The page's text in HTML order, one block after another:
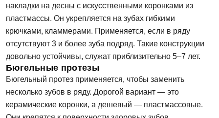
накладки на десны с искусственными коронками из
пластмассы. Он укрепляется на зубах гибкими
крючками, кламмерами. Применяется, если в ряду
отсутствуют 3 и более зуба подряд. Такие конструкции
довольно устойчивы, служат приблизительно 5–7 лет.
Бюгельные протезы
Бюгельный протез применяется, чтобы заменить
несколько зубов в ряду. Дорогой вариант — это
керамические коронки, а дешевый — пластмассовые.